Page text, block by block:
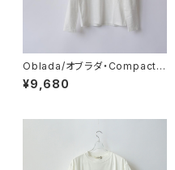
Oblada/オブラダ・Compact L
ong tee
¥9,680